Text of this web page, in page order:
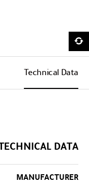
Technical Data
DATA
MANUFACTURER